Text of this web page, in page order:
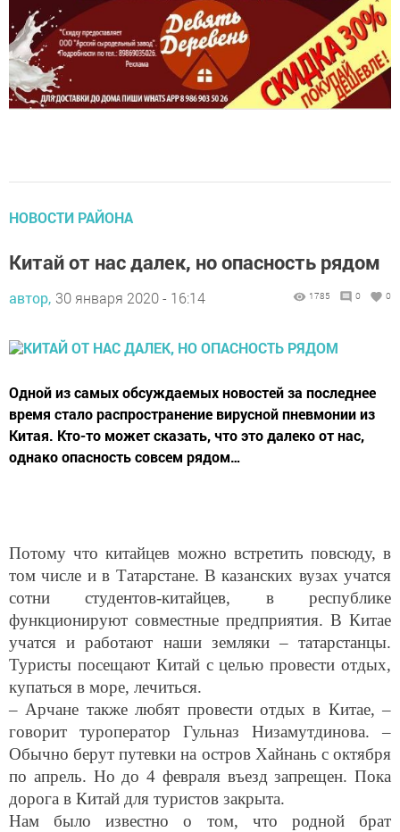
НОВОСТИ РАЙОНА
Китай от нас далек, но опасность рядом
автор, 30 января 2020 - 16:14 1785 0 0
Одной из самых обсуждаемых новостей за последнее
время стало распространение вирусной пневмонии из
Китая. Кто-то может сказать, что это далеко от нас,
однако опасность совсем рядом…
Потому что китайцев можно встретить повсюду, в
том числе и в Татарстане. В казанских вузах учатся
сотни студентов-китайцев, в республике
функционируют совместные предприятия. В Китае
учатся и работают наши земляки – татарстанцы.
Туристы посещают Китай с целью провести отдых,
купаться в море, лечиться.
– Арчане также любят провести отдых в Китае, –
говорит туроператор Гульназ Низамутдинова. –
Обычно берут путевки на остров Хайнань с октября
по апрель. Но до 4 февраля въезд запрещен. Пока
дорога в Китай для туристов закрыта.
Нам было известно о том, что родной брат